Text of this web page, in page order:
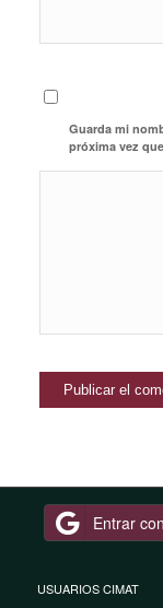
Guarda mi
próxima vez
Entrar con Google
USUARIOS CIMAT